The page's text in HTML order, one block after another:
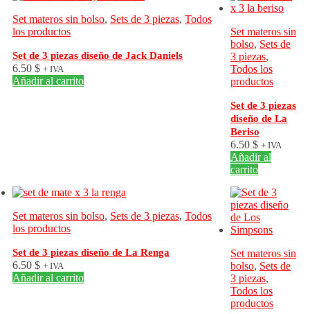
Set materos sin bolso, Sets de 3 piezas, Todos
los productos
Set de 3 piezas diseño de Jack Daniels
6.50 $ + IVA
Añadir al carrito
Set materos sin
bolso, Sets de
3 piezas,
Todos los
productos
Set de 3 piezas
diseño de La
Beriso
6.50 $ + IVA
Añadir al
carrito
Set materos sin bolso, Sets de 3 piezas, Todos
los productos
Set de 3 piezas diseño de La Renga
6.50 $ + IVA
Añadir al carrito
Set materos sin
bolso, Sets de
3 piezas,
Todos los
productos